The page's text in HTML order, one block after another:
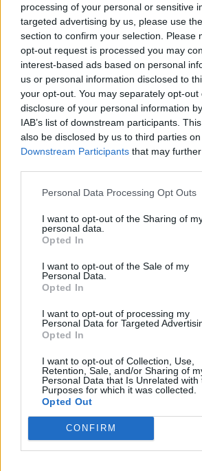
processing of your personal or sensitive
targeted advertising by us, please use
section to confirm your selection. Please
opt-out request is processed you may
interest-based ads based on personal
us or personal information disclosed to
your opt-out. You may separately opt-
disclosure of your personal information
IAB’s list of downstream participants.
also be disclosed by us to third parties
Downstream Participants that may
Personal Data Processing Opt Outs
I want to opt-out of the Sharing of
personal data.
Opted In
I want to opt-out of the Sale of my
Personal Data.
Opted In
I want to opt-out of processing my
Personal Data for Targeted
Opted In
I want to opt-out of Collection, Use,
Retention, Sale, and/or Sharing of
Personal Data that Is Unrelated with
Purposes for which it was collected.
Opted Out
CONFIRM
ΟΙΚΟΓΈΝΕΙΑ
ΚΟΡΟΝΟΙΌΣ
Το νέο
παιδιών – Πώς
εμβόλια γρίπης,
RSV
9 Οκτωβρίου 2025
Ξεκινά το
παιδιών με
διαταραχές –
voucher έως
Τελευταία Νέα
λέτε σε έναν επισκέπτη
27 Φεβρουαρίου 2026
Πάνω από 100 μωρά έχουν
γεννηθεί μέσω εξωσωματικής, με
την υποστήριξη της Be-Live
27 Φεβρουαρίου 2026